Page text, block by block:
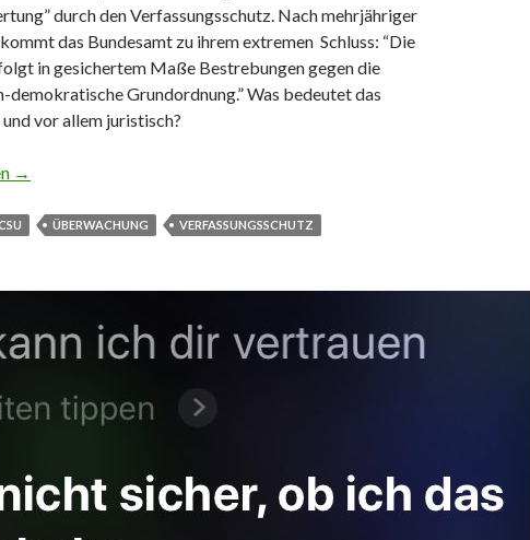
durch den Verfassungsschutz. Nach mehrjähriger
das Bundesamt zu ihrem extremen Schluss: “Die
in gesichertem Maße Bestrebungen gegen die
Grundordnung.” Was bedeutet das
vor allem juristisch?
stuft gesamte AfD als rechtsextrem ein
→
ÜBERWACHUNG VERFASSUNGSSCHUTZ